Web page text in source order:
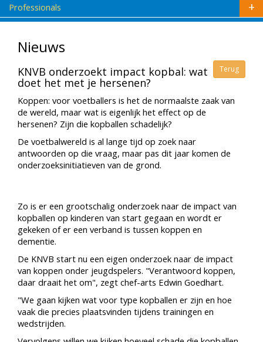
Professionals
Nieuws
Terug
KNVB onderzoekt impact kopbal: wat
doet het met je hersenen?
Koppen: voor voetballers is het de normaalste zaak van
de wereld, maar wat is eigenlijk het effect op de
hersenen? Zijn die kopballen schadelijk?
De voetbalwereld is al lange tijd op zoek naar
antwoorden op die vraag, maar pas dit jaar komen de
onderzoeksinitiatieven van de grond.
Zo is er een grootschalig onderzoek naar de impact van
kopballen op kinderen van start gegaan en wordt er
gekeken of er een verband is tussen koppen en
dementie.
De KNVB start nu een eigen onderzoek naar de impact
van koppen onder jeugdspelers. "Verantwoord koppen,
daar draait het om", zegt chef-arts Edwin Goedhart.
"We gaan kijken wat voor type kopballen er zijn en hoe
vaak die precies plaatsvinden tijdens trainingen en
wedstrijden.